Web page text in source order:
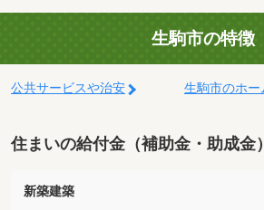
生駒市の特徴
公共サービスや治安 生駒市のホー
住まいの給付金（補助金・助成金）
新築建築